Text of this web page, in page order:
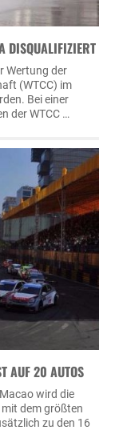
DISQUALIFIZIERT
Wertung der
(WTCC) im
Bei einer
der WTCC …
AUF 20 AUTOS
wird die
dem größten
zu den 16